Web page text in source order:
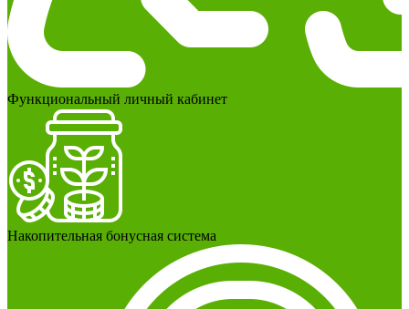
Функциональный личный кабинет
Накопительная бонусная система